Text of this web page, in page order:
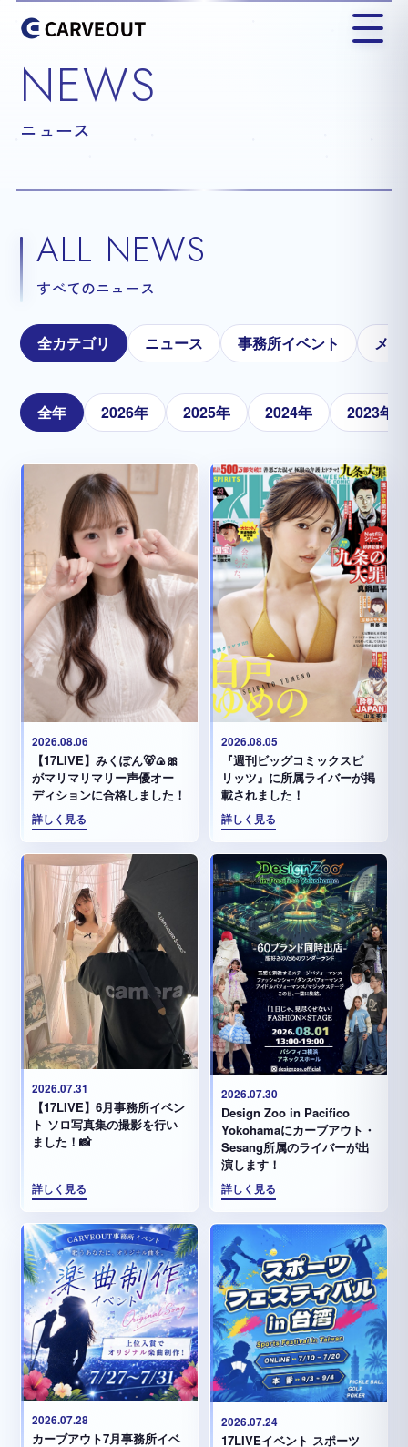
NEWS
ニュース
ALL NEWS
すべてのニュース
全カテゴリ ニュース 事務所イベント メ
全年 2026年 2025年 2024年 2023年
2026.08.06
【17LIVE】みくぽん🐻🍙🎀
がマリマリマリー声優オー
ディションに合格しました！
詳しく見る
2026.08.05
『週刊ビッグコミックスピ
リッツ』に所属ライバーが掲
載されました！
詳しく見る
2026.07.31
【17LIVE】6月事務所イベン
ト ソロ写真集の撮影を行い
ました！📸
詳しく見る
2026.07.30
Design Zoo in Pacifico
Yokohamaにカーブアウト・
Sesang所属のライバーが出
演します！
詳しく見る
2026.07.28
カーブアウト7月事務所イベ
2026.07.24
17LIVEイベント スポーツ